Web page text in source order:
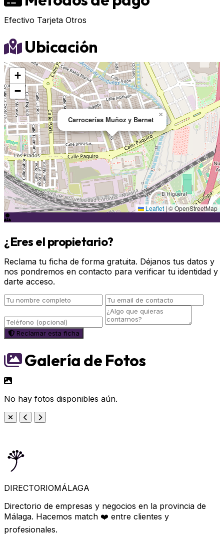
Efectivo Tarjeta Otros
Ubicación
Carrocerías Muñoz y Bernet
×
+
−
Leaflet | © OpenStreetMap
¿Eres el propietario?
Reclama tu ficha de forma gratuita. Déjanos tus datos y
nos pondremos en contacto para verificar tu identidad y
darte acceso.
Reclamar esta ficha
Galería de Fotos
No hay fotos disponibles aún.
DIRECTORIOMÁLAGA
Directorio de empresas y negocios en la provincia de
Málaga. Hacemos match ❤️ entre clientes y
profesionales.